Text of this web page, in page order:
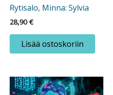
Rytisalo, Minna: Sylvia
28,90€
Lisää ostoskoriin